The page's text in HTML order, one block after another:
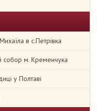
в с.Петрівка
собор м. Кременчука
у Полтаві